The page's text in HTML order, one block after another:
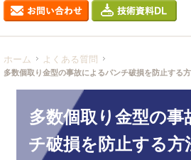
ホーム よくある質問
多数個取り金型の事故によるパンチ破損を防止する
多数個取り金型の
チ破損を防止する